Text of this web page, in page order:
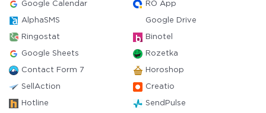
Google Calendar RO App
AlphaSMS Google Drive
Ringostat Binotel
Google Sheets Rozetka
Contact Form 7 Horoshop
SellAction Creatio
Hotline SendPulse